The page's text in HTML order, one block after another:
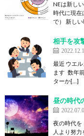
NEは新し
時代に現在
で） 新し
相手を攻
最近 ウエ
ます 数年
ターか[…]
昼の時代
夜の時代を
人より努